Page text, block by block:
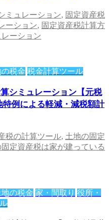
ミュレーション, 固定資産税
ーション, 固定資産税計算方
ーション
税金 税金計算ツール
シミュレーション【元税
例による軽減・減税額計
税の計算ツール, 土地の固定
定資産税は家が建っている
の税金 家・間取り 役所・